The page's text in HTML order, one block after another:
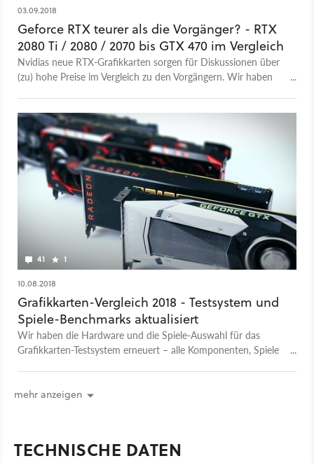
03.09.2018
Geforce RTX teurer als die Vorgänger? - RTX
2080 Ti / 2080 / 2070 bis GTX 470 im Vergleich
Nvidias neue RTX-Grafikkarten sorgen für Diskussionen über
(zu) hohe Preise im Vergleich zu den Vorgängern. Wir haben
41 1
10.08.2018
Grafikkarten-Vergleich 2018 - Testsystem und
Spiele-Benchmarks aktualisiert
Wir haben die Hardware und die Spiele-Auswahl für das
Grafikkarten-Testsystem erneuert – alle Komponenten, Spiele
mehr anzeigen
TECHNISCHE DATEN